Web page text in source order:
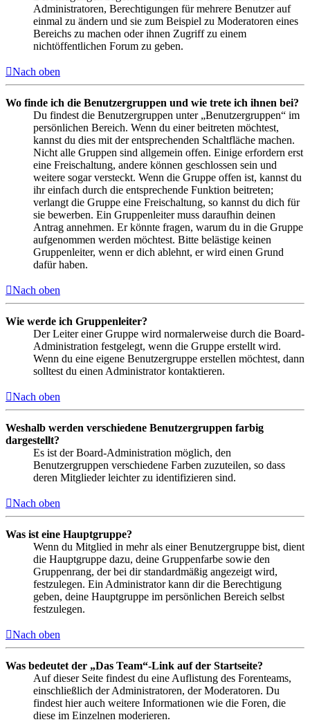
Administratoren, Berechtigungen für mehrere Benutzer auf
einmal zu ändern und sie zum Beispiel zu Moderatoren eines
Bereichs zu machen oder ihnen Zugriff zu einem
nichtöffentlichen Forum zu geben.
Nach oben
Wo finde ich die Benutzergruppen und wie trete ich ihnen bei?
Du findest die Benutzergruppen unter „Benutzergruppen“ im
persönlichen Bereich. Wenn du einer beitreten möchtest,
kannst du dies mit der entsprechenden Schaltfläche machen.
Nicht alle Gruppen sind allgemein offen. Einige erfordern erst
eine Freischaltung, andere können geschlossen sein und
weitere sogar versteckt. Wenn die Gruppe offen ist, kannst du
ihr einfach durch die entsprechende Funktion beitreten;
verlangt die Gruppe eine Freischaltung, so kannst du dich für
sie bewerben. Ein Gruppenleiter muss daraufhin deinen
Antrag annehmen. Er könnte fragen, warum du in die Gruppe
aufgenommen werden möchtest. Bitte belästige keinen
Gruppenleiter, wenn er dich ablehnt, er wird einen Grund
dafür haben.
Nach oben
Wie werde ich Gruppenleiter?
Der Leiter einer Gruppe wird normalerweise durch die Board-
Administration festgelegt, wenn die Gruppe erstellt wird.
Wenn du eine eigene Benutzergruppe erstellen möchtest, dann
solltest du einen Administrator kontaktieren.
Nach oben
Weshalb werden verschiedene Benutzergruppen farbig
dargestellt?
Es ist der Board-Administration möglich, den
Benutzergruppen verschiedene Farben zuzuteilen, so dass
deren Mitglieder leichter zu identifizieren sind.
Nach oben
Was ist eine Hauptgruppe?
Wenn du Mitglied in mehr als einer Benutzergruppe bist, dient
die Hauptgruppe dazu, deine Gruppenfarbe sowie den
Gruppenrang, der bei dir standardmäßig angezeigt wird,
festzulegen. Ein Administrator kann dir die Berechtigung
geben, deine Hauptgruppe im persönlichen Bereich selbst
festzulegen.
Nach oben
Was bedeutet der „Das Team“-Link auf der Startseite?
Auf dieser Seite findest du eine Auflistung des Forenteams,
einschließlich der Administratoren, der Moderatoren. Du
findest hier auch weitere Informationen wie die Foren, die
diese im Einzelnen moderieren.